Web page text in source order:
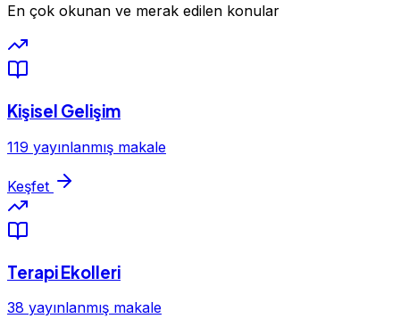
En çok okunan ve merak edilen konular
Kişisel Gelişim
119 yayınlanmış makale
Keşfet
Terapi Ekolleri
38 yayınlanmış makale